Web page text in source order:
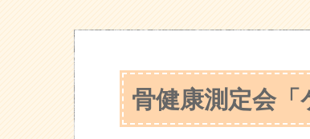
骨健康測定会「